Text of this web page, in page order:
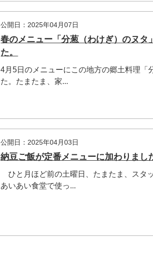
公開日：2025年04月07日
春のメニュー「分葱（わけぎ）のヌタ
た。
4月5日のメニューにこの地方の郷土料理「
た。たまたま、家...
公開日：2025年04月03日
納豆ご飯が定番メニューに加わりまし
ひと月ほど前の土曜日、たまたま、スタ
あいあい食堂で使っ...